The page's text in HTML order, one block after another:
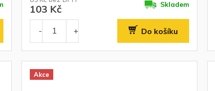
103 Kč Skladem
Do košíku
Akce